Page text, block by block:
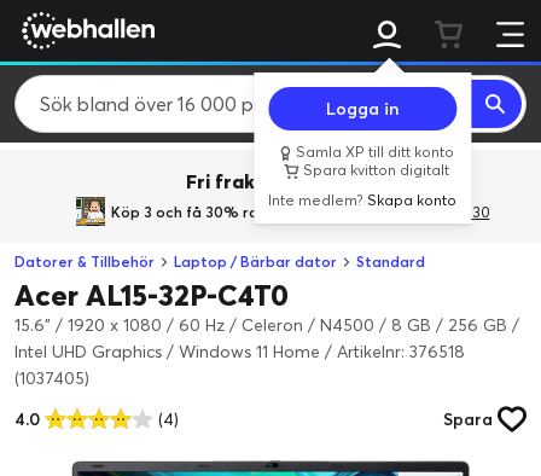
Logga in
Samla XP till ditt konto
Spara kvitton digitalt
Inte medlem?Skapa konto
Fri frakt över 800 kr.
Köp 3 och få 30% rabatt med rabattkoden 3Gives30
Datorer & Tillbehör Laptop / Bärbar dator Standard
Acer AL15-32P-C4T0
15.6" / 1920 x 1080 / 60 Hz / Celeron / N4500 / 8 GB / 256 GB /
Intel UHD Graphics / Windows 11 Home / Artikelnr: 376518
(1037405)
4.0
(4) Spara